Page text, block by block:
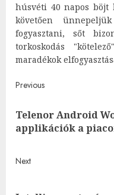
húsvéti 40 napos böjt
követően
fogyasztani, sőt
torkoskodás
maradékok
Post
navigation
Previous
Telenor Android
applikációk a
Next